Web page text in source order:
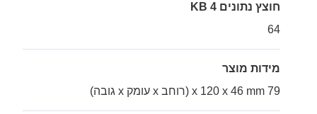
חוצץ נתונים 4 KB
64
מידות מוצר
79 x 120 x 46 mm (רוחב x עומק x גובה)